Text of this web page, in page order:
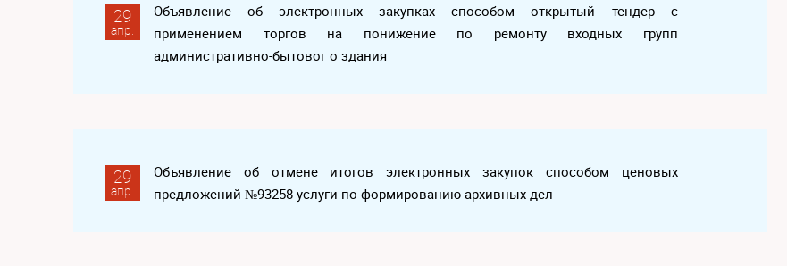
29
апр.
Объявление об электронных закупках способом открытый тендер с
применением торгов на понижение по ремонту входных групп
административно-бытовог о здания
29
апр.
Объявление об отмене итогов электронных закупок способом ценовых
предложений №93258 услуги по формированию архивных дел